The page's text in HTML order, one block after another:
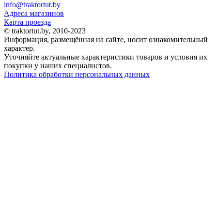
info@traktortut.by
Адреса магазинов
Карта проезда
© traktortut.by, 2010-2023
Информация, размещённая на сайте, носит ознакомительный
характер.
Уточняйте актуальные характеристики товаров и условия их
покупки у наших специалистов.
Политика обработки персональных данных